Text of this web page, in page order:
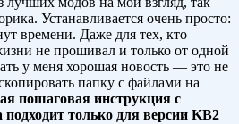
Устанавливается очень просто:
времени. Даже для тех, кто
не прошивал и только от одной
у меня хорошая новость — это не
папку с файлами на
пошаговая инструкция с
только для версии KB2